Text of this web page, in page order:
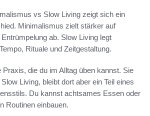
vs Slow Living zeigt sich ein
Minimalismus zielt stärker auf
ab. Slow Living legt
Rituale und Zeitgestaltung.
die du im Alltag üben kannst. Sie
Living, bleibt dort aber ein Teil eines
Du kannst achtsames Essen oder
Routinen einbauen.